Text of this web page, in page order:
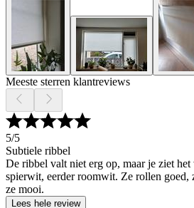
Meeste sterren klantreviews
5/5
Subtiele ribbel
De ribbel valt niet erg op, maar je ziet
spierwit, eerder roomwit. Ze rollen goed,
ze mooi.
Lees hele review